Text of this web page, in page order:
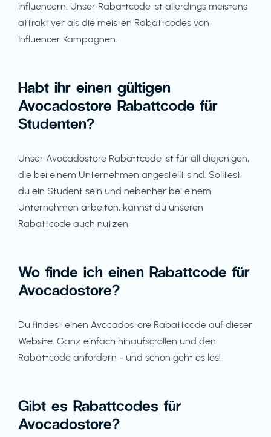
Influencern. Unser Rabattcode ist allerdings meistens
attraktiver als die meisten Rabattcodes von
Influencer Kampagnen.
Habt ihr einen gültigen
Avocadostore Rabattcode für
Studenten?
Unser Avocadostore Rabattcode ist für all diejenigen,
die bei einem Unternehmen angestellt sind. Solltest
du ein Student sein und nebenher bei einem
Unternehmen arbeiten, kannst du unseren
Rabattcode auch nutzen.
Wo finde ich einen Rabattcode für
Avocadostore?
Du findest einen Avocadostore Rabattcode auf dieser
Website. Ganz einfach hinaufscrollen und den
Rabattcode anfordern - und schon geht es los!
Gibt es Rabattcodes für
Avocadostore?